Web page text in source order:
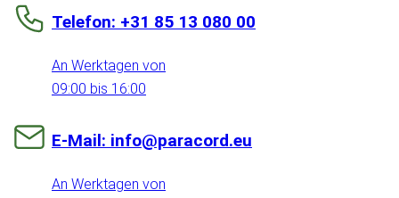
Telefon: +31 85 13 080 00
An Werktagen von
09:00 bis 16:00
E-Mail: info@paracord.eu
An Werktagen von